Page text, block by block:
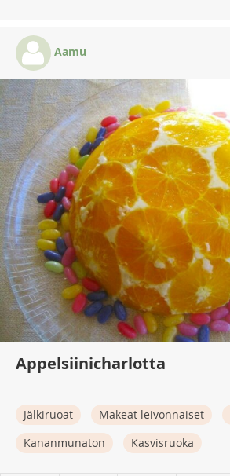
Aamu
Appelsiinicharlotta
Jälkiruoat Makeat leivonnaiset
Kananmunaton
Kasvisruoka